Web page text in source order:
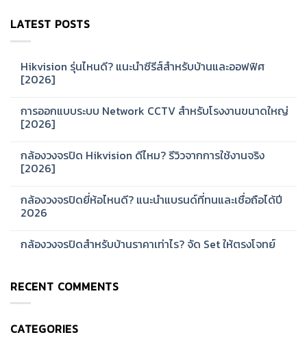
LATEST POSTS
Hikvision รุ่นไหนดี? แนะนำซีรีส์สำหรับบ้านและออฟฟิศ
[2026]
on
Hikvision
รุ่น
แนะนำ
ซี
รีส์
และ
ออฟฟิศ
[2026]
การออกแบบระบบ Network CCTV สำหรับโรงงานขนาดใหญ่
[2026]
on
การ
ออกแบบ
CCTV
สำหรับ
โรงงาน
[2026]
กล้องวงจรปิด Hikvision ดีไหม? รีวิวจากการใช้งานจริง
[2026]
on
กล้อง
วงจรปิด
ไหม?
งาน
[2026]
กล้องวงจรปิดยี่ห้อไหนดี? แนะนำแบรนด์ที่ทนและเชื่อถือได้ปี
2026
on
ดี?
แบรนด์
ทน
และ
กล้องวงจรปิดสำหรับบ้านราคาเท่าไร? จัด Set ให้ตรงโจทย์
กล้อง
วงจรปิด
สำหรับ
เท่าไร?
RECENT COMMENTS
CATEGORIES